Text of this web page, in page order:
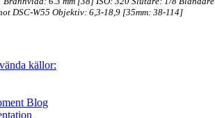
DSC-W55 Objektiv: 6,3-18,9 [35mm: 38-114]
källor:
Blog